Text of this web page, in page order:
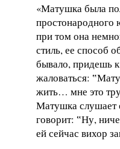
«Матушка была
простонародного
при том она
стиль, ее способ
бывало, придешь
жаловаться:
жить… мне это
Матушка слушает
говорит: ‟Ну,
ей сейчас вихор